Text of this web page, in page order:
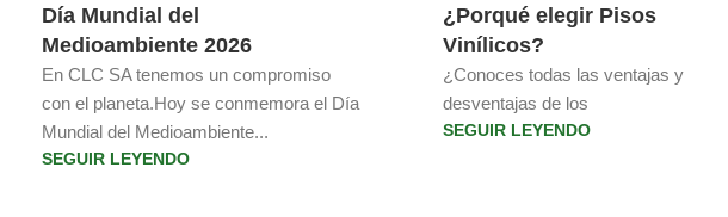
Día Mundial del
Medioambiente 2026
En CLC SA tenemos un compromiso
con el planeta.Hoy se conmemora el Día
Mundial del Medioambiente...
SEGUIR LEYENDO
¿Porqué elegir Pisos
Vinílicos?
¿Conoces todas las ventajas y
desventajas de los
SEGUIR LEYENDO